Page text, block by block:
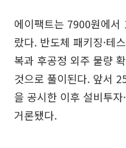
에이팩트는 7900원에
랐다. 반도체 패키징·테
복과 후공정 외주 물량
것으로 풀이된다. 앞서
을 공시한 이후 설비투
거론됐다.